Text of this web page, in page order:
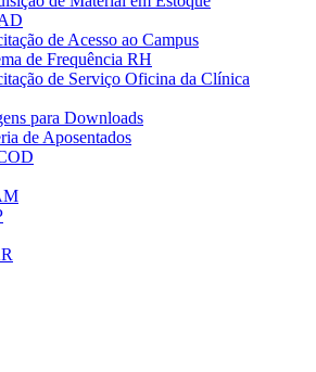
de Acesso ao Campus
de Frequência RH
de Serviço Oficina da Clínica
para Downloads
de Aposentados